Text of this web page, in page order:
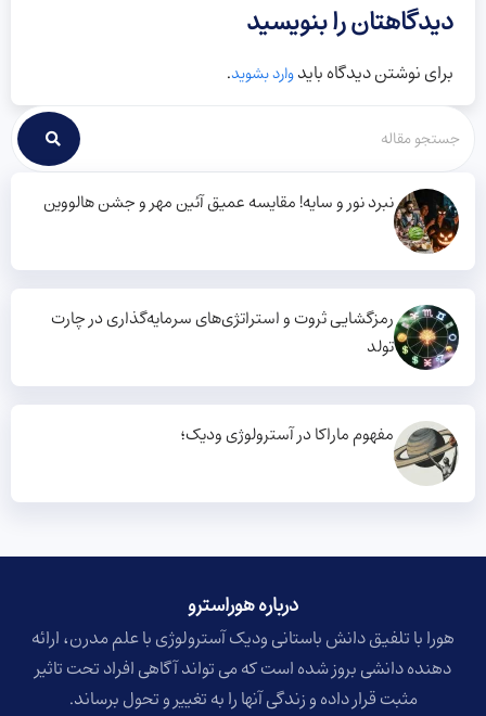
دیدگاهتان را بنویسید
برای نوشتن دیدگاه بایدوارد بشوید.
نبرد نور و سایه! مقایسه عمیق آئین مهر و جشن هالووین
رمزگشایی ثروت و استراتژی‌های سرمایه‌گذاری در چارت
تولد
مفهوم ماراکا در آسترولوژی ودیک؛
درباره هوراسترو​
هورا با تلفیق دانش باستانی ودیک آسترولوژی با علم مدرن، ارائه
دهنده دانشی بروز شده است که می تواند آگاهی افراد تحت تاثیر
مثبت قرار داده و زندگی آنها را به تغییر و تحول برساند.